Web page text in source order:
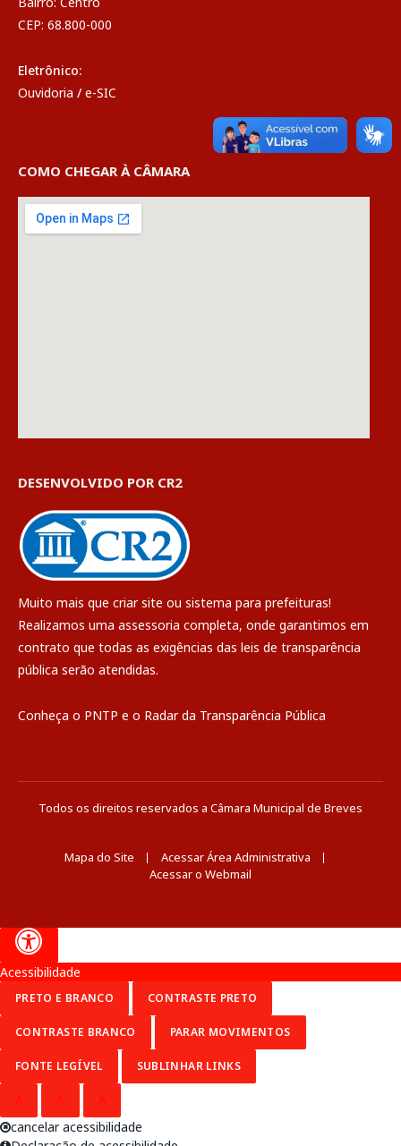
CEP: 68.800-000
Eletrônico:
Ouvidoria / e-SIC
COMO CHEGAR À CÂMARA
DESENVOLVIDO POR CR2
Muito mais que criar site ou sistema para prefeituras!
Realizamos uma assessoria completa, onde garantimos em
contrato que todas as exigências das leis de transparência
pública serão atendidas.
Conheça o PNTP e o Radar da Transparência Pública
Todos os direitos reservados a Câmara Municipal de Breves
Mapa do Site
Acessar Área Administrativa
Acessar o Webmail
Acessibilidade
PRETO E BRANCO CONTRASTE PRETO
CONTRASTE BRANCO PARAR MOVIMENTOS
FONTE LEGÍVEL SUBLINHAR LINKS
cancelar acessibilidade